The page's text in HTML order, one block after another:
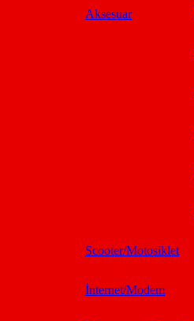
Aksesuar
Scooter/Motosiklet
İnternet/Modem